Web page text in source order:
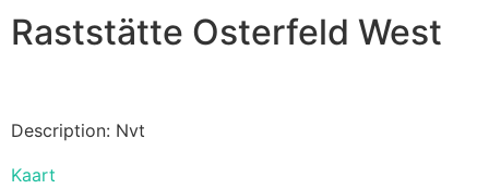
Raststätte Osterfeld West
Description: Nvt
Kaart